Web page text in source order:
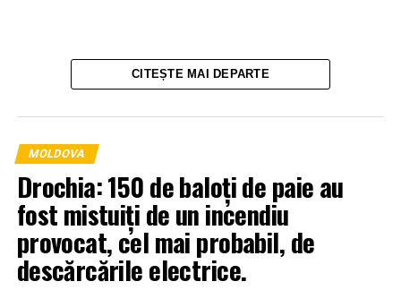
CITEȘTE MAI DEPARTE
MOLDOVA
Drochia: 150 de baloți de paie au
fost mistuiți de un incendiu
provocat, cel mai probabil, de
descărcările electrice.